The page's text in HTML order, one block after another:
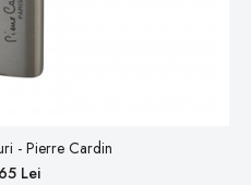
- Pierre Cardin
Lei